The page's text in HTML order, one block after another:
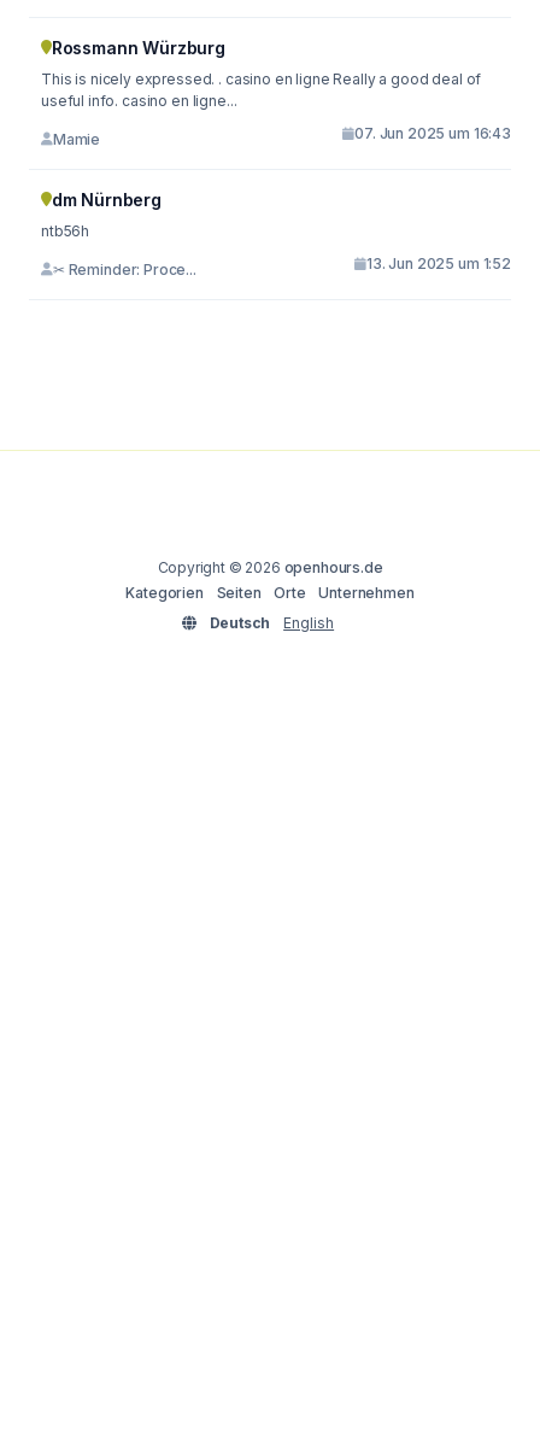
Rossmann Würzburg
This is nicely expressed. . casino en ligne Really a good deal of
useful info. casino en ligne...
Mamie 07. Jun 2025 um 16:43
dm Nürnberg
ntb56h
✂ Reminder: Proce... 13. Jun 2025 um 1:52
Copyright © 2026 openhours.de
Kategorien
Seiten Orte
Unternehmen
Deutsch
English